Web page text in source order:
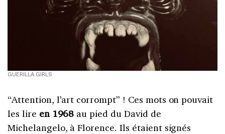
GUERILLA GIRLS
“Attention, l’art corrompt” ! Ces mots on pouvait
les lire en 1968 au pied du David de
Michelangelo, à Florence. Ils étaient signés